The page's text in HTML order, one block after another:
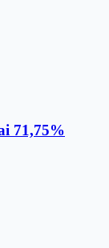
71,75%